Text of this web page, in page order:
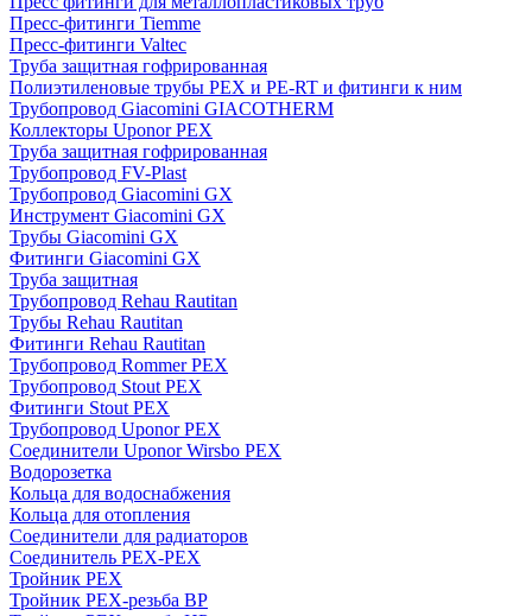
Пресс-фитинги Tiemme
Пресс-фитинги Valtec
Труба защитная гофрированная
Полиэтиленовые трубы PEX и PE-RT и фитинги к ним
Трубопровод Giacomini GIACOTHERM
Коллекторы Uponor PEX
Труба защитная гофрированная
Трубопровод FV-Plast
Трубопровод Giacomini GX
Инструмент Giacomini GX
Трубы Giacomini GX
Фитинги Giacomini GX
Труба защитная
Трубопровод Rehau Rautitan
Трубы Rehau Rautitan
Фитинги Rehau Rautitan
Трубопровод Rommer PEX
Трубопровод Stout PEX
Фитинги Stout PEX
Трубопровод Uponor PEX
Соединители Uponor Wirsbo PEX
Водорозетка
Кольца для водоснабжения
Кольца для отопления
Соединители для радиаторов
Соединитель PEX-PEX
Тройник PEX
Тройник PEX-резьба ВР